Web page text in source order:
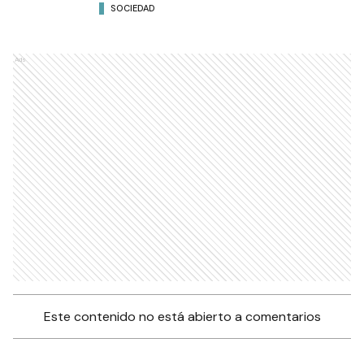
SOCIEDAD
Ads
Este contenido no está abierto a comentarios